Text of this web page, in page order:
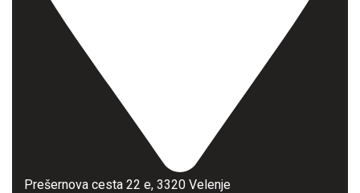
Prešernova cesta 22 e, 3320 Velenje